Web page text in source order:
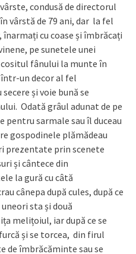
condusă de directorul
vârstă de 79 ani, dar la fel
cu coase și îmbrăcați
pe sunetele unei
fânului la munte în
un decor al fel
și voie bună se
Odată grâul adunat de pe
pentru sarmale sau îl duceau
gospodinele plămădeau
prezentate prin scenete
și cântece din
la gură cu câtă
cânepa după cules, după ce
sta și două
melițoiul, iar după ce se
și se torcea, din firul
îmbrăcăminte sau se